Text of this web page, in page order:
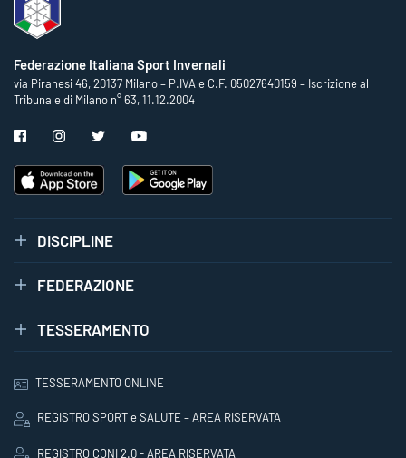
Federazione Italiana Sport Invernali
via Piranesi 46, 20137 Milano – P.IVA e C.F. 05027640159 – Iscrizione al
Tribunale di Milano n° 63, 11.12.2004
DISCIPLINE
FEDERAZIONE
TESSERAMENTO
TESSERAMENTO ONLINE
REGISTRO SPORT e SALUTE – AREA RISERVATA
REGISTRO CONI 2.0 - AREA RISERVATA